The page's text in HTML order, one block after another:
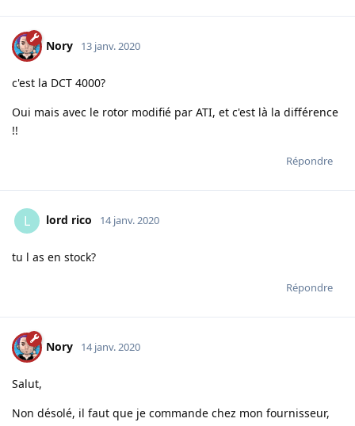
Nory 13 janv. 2020
c'est la DCT 4000?
Oui mais avec le rotor modifié par ATI, et c'est là la différence
!!
Répondre
L lord rico 14 janv. 2020
tu l as en stock?
Répondre
Nory 14 janv. 2020
Salut,
Non désolé, il faut que je commande chez mon fournisseur,